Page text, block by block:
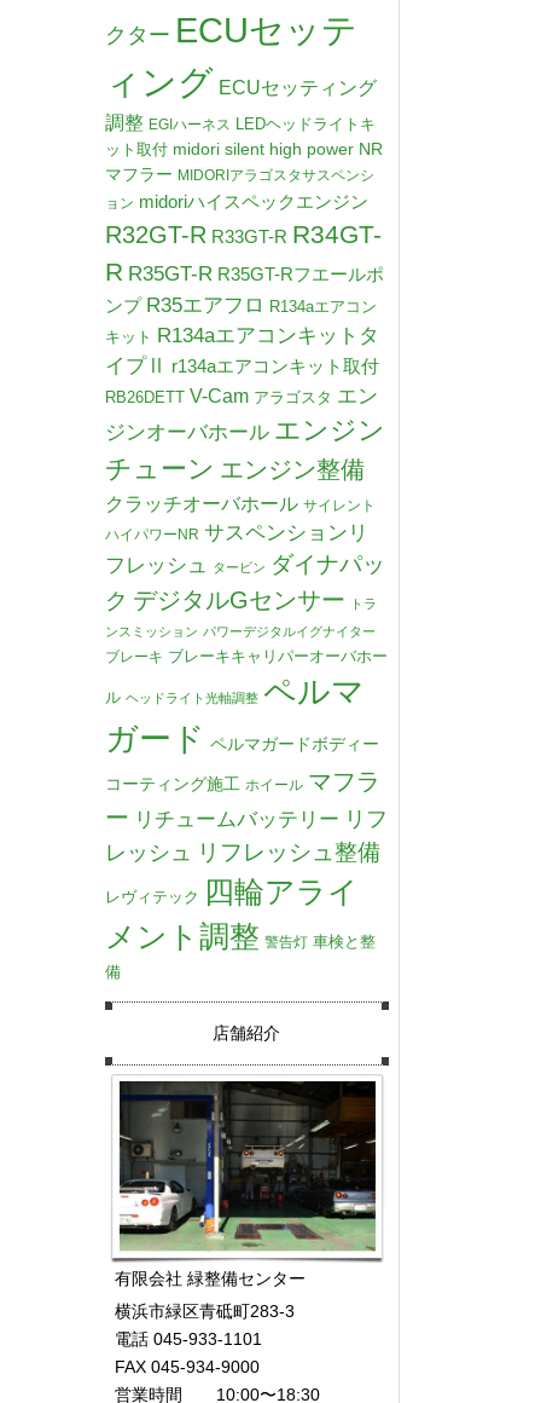
クター ECUセッテ
ィング ECUセッティング
調整 EGIハーネス LEDヘッドライトキ
ット取付 midori silent high power NR
マフラー MIDORIアラゴスタサスペンシ
ョン midoriハイスペックエンジン
R32GT-R R33GT-R R34GT-
R R35GT-R R35GT-Rフエールポ
ンプ R35エアフロ R134aエアコン
キット R134aエアコンキットタ
イプⅡ
r134aエアコンキット取付
RB26DETT V-Cam アラゴスタ エン
ジンオーバホール エンジン
チューン エンジン整備
クラッチオーバホール サイレント
ハイパワーNR サスペンションリ
フレッシュ
タービン ダイナパッ
ク デジタルGセンサー
トラ
ンスミッション パワーデジタルイグナイター
ブレーキ ブレーキキャリパーオーバホー
ル ヘッドライト光軸調整 ペルマ
ガード ペルマガードボディー
コーティング施工 ホイール マフラ
ー リチュームバッテリー リフ
レッシュ
リフレッシュ整備
レヴィテック 四輪アライ
メント調整 警告灯 車検と整
備
店舗紹介
有限会社 緑整備センター
横浜市緑区青砥町283-3
電話 045-933-1101
FAX 045-934-9000
営業時間 10:00〜18:30